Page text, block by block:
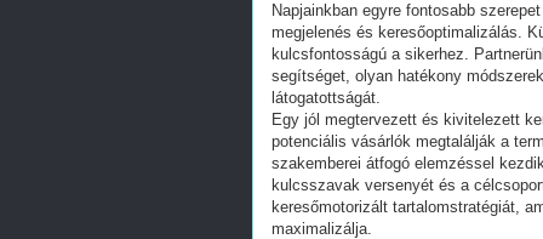
Napjainkban egyre fontosabb
megjelenés és keresőoptimalizálás.
kulcsfontosságú a sikerhez.
segítséget, olyan hatékony
látogatottságát.
Egy jól megtervezett és kivitelezett
potenciális vásárlók megtalálják a
szakemberei átfogó elemzéssel
kulcsszavak versenyét és a
keresőmotorizált tartalomstratégiát,
maximalizálja.